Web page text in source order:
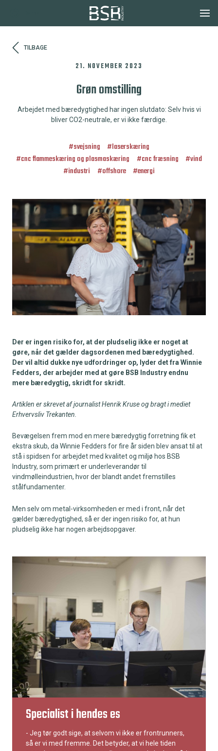
TILBAGE
21. NOVEMBER 2023
Grøn omstilling
Arbejdet med bæredygtighed har ingen slutdato: Selv hvis vi
bliver CO2-neutrale, er vi ikke færdige.
#svejsning #laserskæring
#cnc flammeskæring og plasmaskæring #cnc fræsning #vind
#industri #offshore #energi
Der er ingen risiko for, at der pludselig ikke er noget at
gøre, når det gælder dagsordenen med bæredygtighed.
Der vil altid dukke nye udfordringer op, lyder det fra Winnie
Fedders, der arbejder med at gøre BSB Industry endnu
mere bæredygtig, skridt for skridt.
Artiklen er skrevet af journalist Henrik Kruse og bragt i mediet
Erhvervsliv Trekanten.
Bevægelsen frem mod en mere bæredygtig forretning fik et
ekstra skub, da Winnie Fedders for fire år siden blev ansat til at
stå i spidsen for arbejdet med kvalitet og miljø hos BSB
Industry, som primært er underleverandør til
vindmølleindustrien, hvor der blandt andet fremstilles
stålfundamenter.
Men selv om metal-virksomheden er med i front, når det
gælder bæredygtighed, så er der ingen risiko for, at hun
pludselig ikke har nogen arbejdsopgaver.
Specialist i hendes es
- Jeg tør godt sige, at selvom vi ikke er frontrunners,
så er vi med fremme. Det betyder, at vi hele tiden